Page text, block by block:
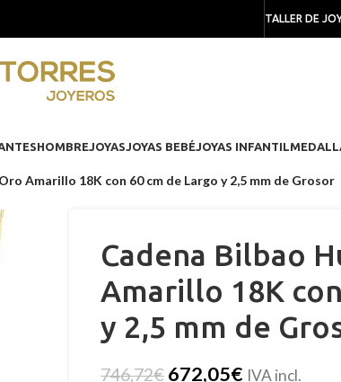
TALLER DE
HOMBREJOYASJOYAS BEBÉJOYAS INFANTIL
Amarillo 18K con 60 cm de Largo y 2,5 mm de Grosor
Cadena Bilbao
Amarillo 18K
y 2,5 mm de
746,72€ 672,05€ IVA incl.